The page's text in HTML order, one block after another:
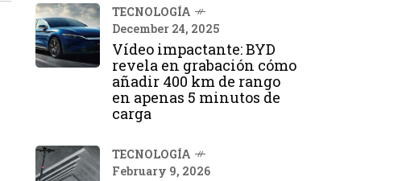
TECNOLOGÍA
December 24, 2025
Vídeo impactante: BYD
revela en grabación cómo
añadir 400 km de rango
en apenas 5 minutos de
carga
TECNOLOGÍA
February 9, 2026